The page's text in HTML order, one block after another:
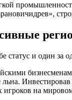
статус и один за
игроков на